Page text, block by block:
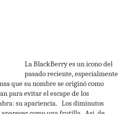
La BlackBerry es un ícono del
pasado reciente, especialmente
que su nombre se originó como
para evitar el escape de los
su apariencia. Los diminutos